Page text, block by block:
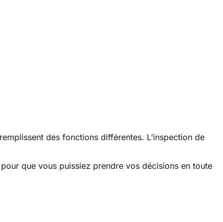
des fonctions différentes. L’inspection de
que vous puissiez prendre vos décisions en toute